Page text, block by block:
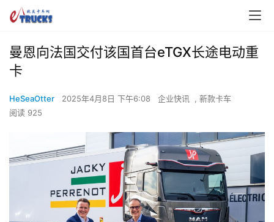
曼恩向法国交付该国首台eTGX长途电动重
卡
HeSeaOtter 2025年4月8日 下午6:08 企业快讯 , 新款卡车
阅读 925